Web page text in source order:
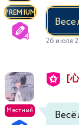
PREMIUM
26 июля
Местный
[